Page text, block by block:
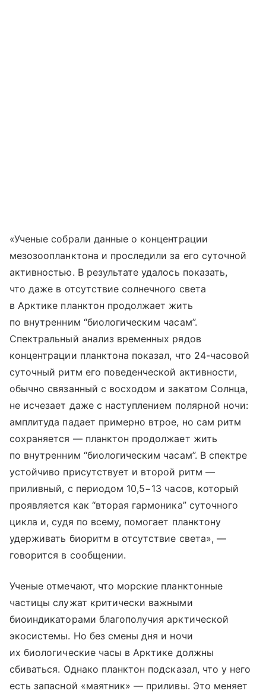
«Ученые собрали данные о концентрации
мезозоопланктона и проследили за его суточной
активностью. В результате удалось показать,
что даже в отсутствие солнечного света
в Арктике планктон продолжает жить
по внутренним “биологическим часам”.
Спектральный анализ временных рядов
концентрации планктона показал, что 24-часовой
суточный ритм его поведенческой активности,
обычно связанный с восходом и закатом Солнца,
не исчезает даже с наступлением полярной ночи:
амплитуда падает примерно втрое, но сам ритм
сохраняется — планктон продолжает жить
по внутренним “биологическим часам”. В спектре
устойчиво присутствует и второй ритм —
приливный, с периодом 10,5−13 часов, который
проявляется как “вторая гармоника” суточного
цикла и, судя по всему, помогает планктону
удерживать биоритм в отсутствие света», —
говорится в сообщении.
Ученые отмечают, что морские планктонные
частицы служат критически важными
биоиндикаторами благополучия арктической
экосистемы. Но без смены дня и ночи
их биологические часы в Арктике должны
сбиваться. Однако планктон подсказал, что у него
есть запасной «маятник» — приливы. Это меняет